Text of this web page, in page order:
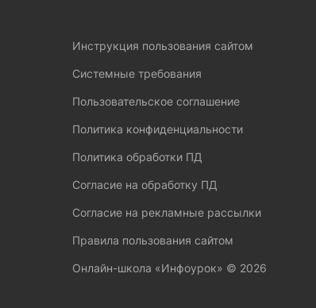
Инструкция пользования сайтом
Системные требования
Пользовательское соглашение
Политика конфиденциальности
Политика обработки ПД
Согласие на обработку ПД
Согласие на рекламные рассылки
Правила пользования сайтом
Онлайн-школа «Инфоурок» © 2026